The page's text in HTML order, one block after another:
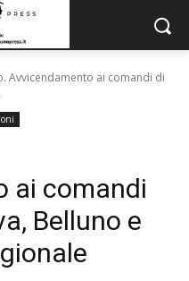
Avvicendamento ai comandi di
ai comandi
Belluno e